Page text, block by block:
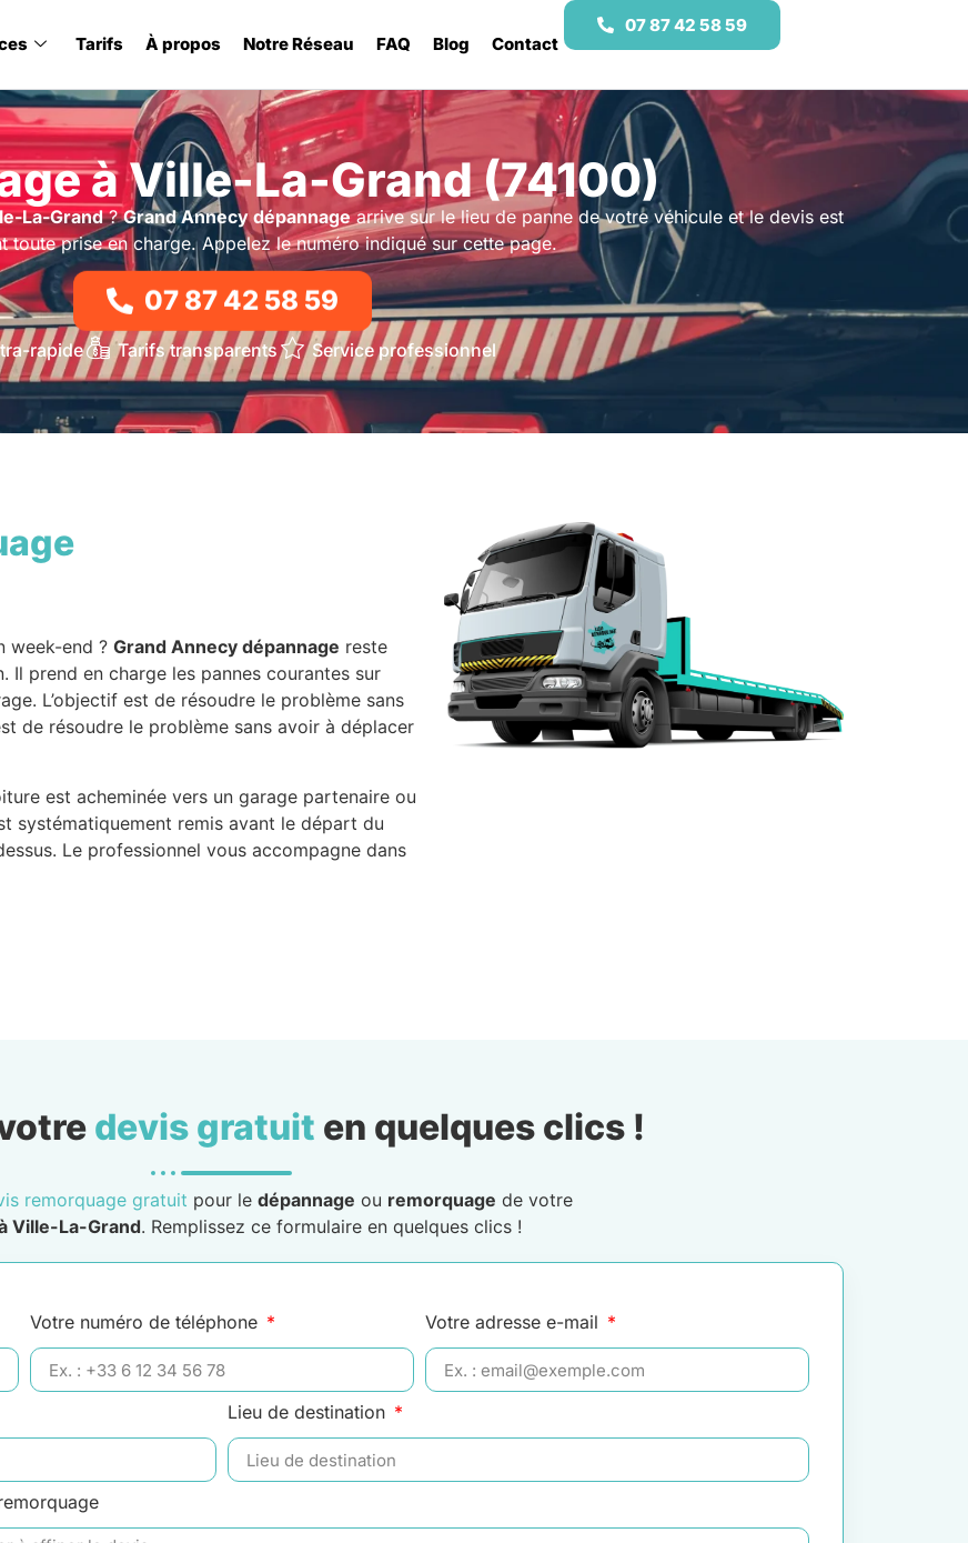
Tarifs À propos Notre Réseau FAQ Blog Contact
07 87 42 58 59
à Ville-La-Grand (74100)
La-Grand?Grand Annecy dépannagearrive sur le lieu de panne de votre véhicule et le devis est
toute prise en charge. Appelez le numéro indiqué sur cette page.
07 87 42 58 59
rapide Tarifs transparents Service professionnel
week-end ? Grand Annecy dépannage reste
Il prend en charge les pannes courantes sur
L’objectif est de résoudre le problème sans
de résoudre le problème sans avoir à déplacer
est acheminée vers un garage partenaire ou
systématiquement remis avant le départ du
Le professionnel vous accompagne dans
devis gratuit en quelques clics !
remorquage gratuit pour le dépannage ou remorquage de votre
Ville-La-Grand. Remplissez ce formulaire en quelques clics !
Votre numéro de téléphone Votre adresse e-mail
Lieu de destination